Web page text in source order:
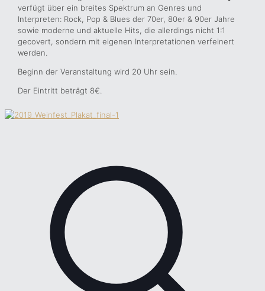
verfügt über ein breites Spektrum an Genres und
Interpreten: Rock, Pop & Blues der 70er, 80er & 90er Jahre
sowie moderne und aktuelle Hits, die allerdings nicht 1:1
gecovert, sondern mit eigenen Interpretationen verfeinert
werden.
Beginn der Veranstaltung wird 20 Uhr sein.
Der Eintritt beträgt 8€.